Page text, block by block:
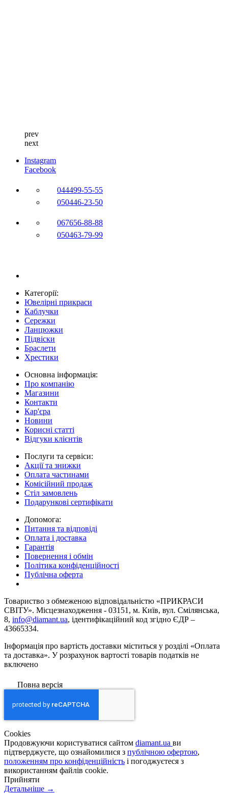
prev
next
Instagram
Facebook
044499-55-55
050446-23-50
067656-88-88
050463-79-99
Категорії:
Ювелірні прикраси
Каблучки
Сережки
Ланцюжки
Підвіски
Браслети
Хрестики
Основна інформація:
Про компанію
Магазини
Контакти
Кар'єра
Новини
Корисні статті
Відгуки клієнтів
Послуги та сервіси:
Акції та знижки
Оплата частинами
Комісійний продаж
Стіл замовлень
Подарункові сертифікати
Допомога:
Питання та відповіді
Оплата і доставка
Гарантія
Повернення і обмін
Політика конфіденційності
Публічна оферта
Товариство з обмеженою вiдповiдальнiстю «ПРИКРАСИ
СВІТУ». Місцезнаходження - 03151, м. Київ, вул. Смілянська,
8, info@diamant.ua, ідентифікаційний код згідно ЄДР –
43665334.
Інформація про вартість доставки міститься у розділі «Оплата
та доставка». У розрахунок вартості товарів податків не
включено
Повна версія
Сookies
Продовжуючи користуватися сайтом diamant.ua ви
підтверджуєте, що ознайомилися з публічною офертою,
положенням про конфіденційність і погоджуєтеся з
використанням файлів cookie.
Прийняти
Детальніше →